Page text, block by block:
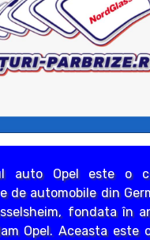
auto Opel este o
de automobile din
fondata în
Opel. Aceasta este